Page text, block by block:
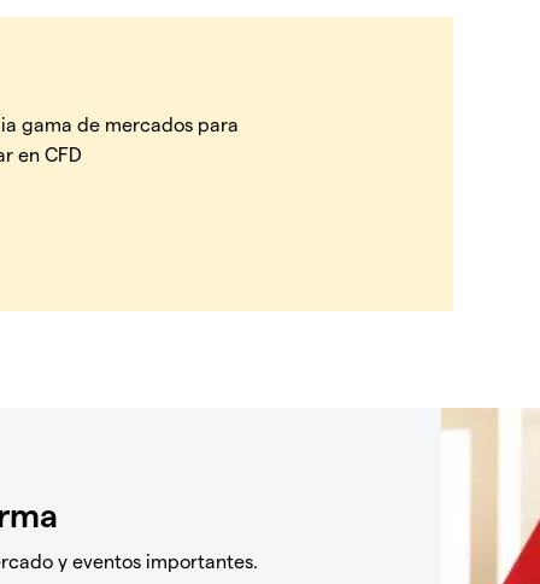
gama de mercados para
en CFD
y eventos importantes.